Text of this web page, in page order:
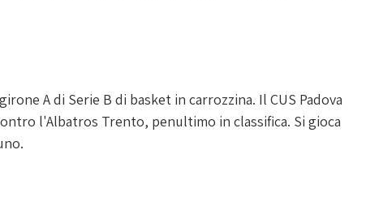
A di Serie B di basket in carrozzina. Il CUS Padova
l'Albatros Trento, penultimo in classifica. Si gioca